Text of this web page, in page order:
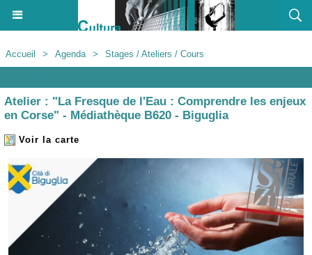
Accueil > Agenda > Stages / Ateliers / Cours
Atelier : "La Fresque de l'Eau : Comprendre les enjeux
en Corse" - Médiathèque B620 - Biguglia
Voir la carte